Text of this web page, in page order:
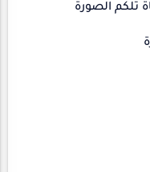
تلكم الصورة